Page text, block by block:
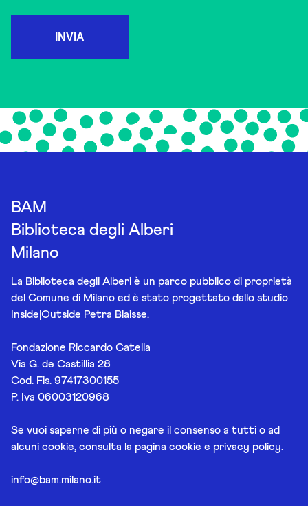
INVIA
BAM
Biblioteca degli Alberi
Milano
La Biblioteca degli Alberi è un parco pubblico di proprietà
del Comune di Milano ed è stato progettato dallo studio
Inside|Outside Petra Blaisse.
Fondazione Riccardo Catella
Via G. de Castillia 28
Cod. Fis. 97417300155
P. Iva 06003120968
Se vuoi saperne di più o negare il consenso a tutti o ad
alcuni cookie, consulta la pagina cookie e privacy policy.
info@bam.milano.it